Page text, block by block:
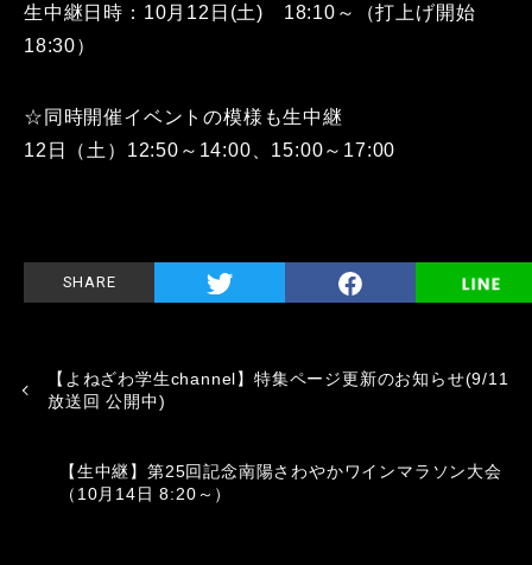
生中継日時：10月12日(土) 18:10～（打上げ開始
18:30）
☆同時開催イベントの模様も生中継
12日（土）12:50～14:00、15:00～17:00
SHARE
【よねざわ学生channel】特集ページ更新のお知らせ(9/11
放送回 公開中)
【生中継】第25回記念南陽さわやかワインマラソン大会
（10月14日 8:20～）